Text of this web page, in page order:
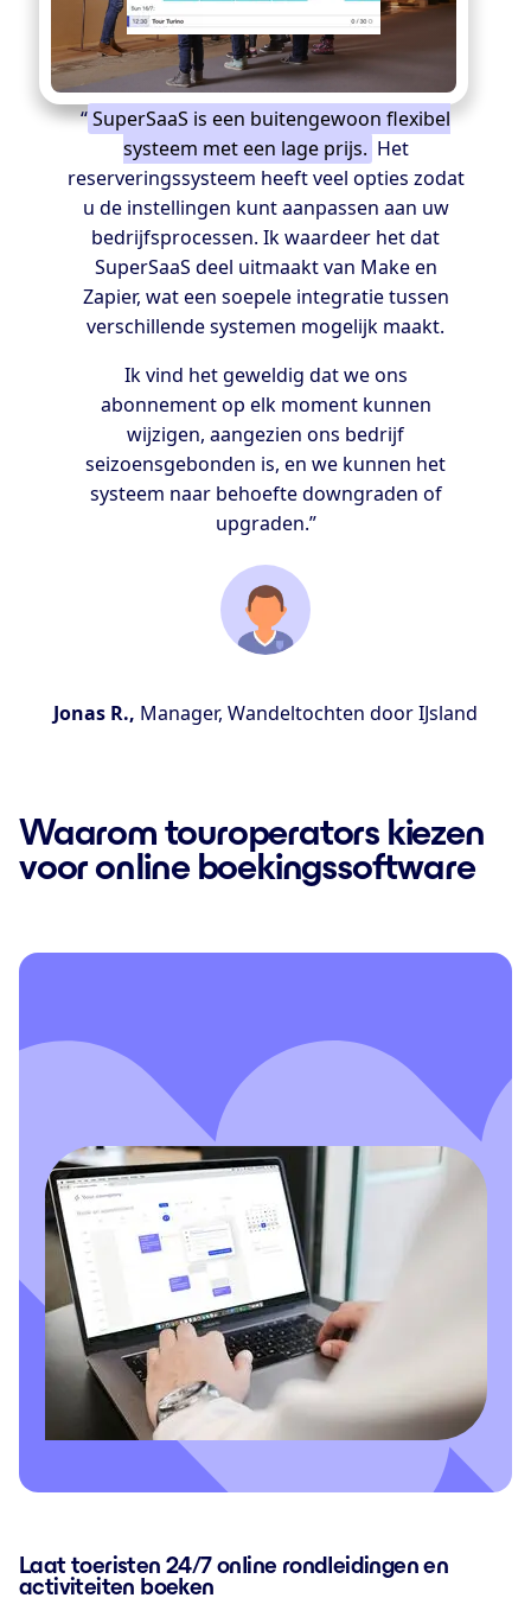
“SuperSaaS is een buitengewoon flexibel
systeem met een lage prijs. Het
reserveringssysteem heeft veel opties zodat
u de instellingen kunt aanpassen aan uw
bedrijfsprocessen. Ik waardeer het dat
SuperSaaS deel uitmaakt van Make en
Zapier, wat een soepele integratie tussen
verschillende systemen mogelijk maakt.
Ik vind het geweldig dat we ons
abonnement op elk moment kunnen
wijzigen, aangezien ons bedrijf
seizoensgebonden is, en we kunnen het
systeem naar behoefte downgraden of
upgraden.”
Jonas R., Manager, Wandeltochten door IJsland
Waarom touroperators kiezen
voor online boekingssoftware
Laat toeristen 24/7 online rondleidingen en
activiteiten boeken